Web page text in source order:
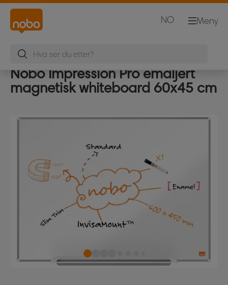
Meny
NO
Nobo Impression Pro emaljert
magnetisk whiteboard 60x45 cm